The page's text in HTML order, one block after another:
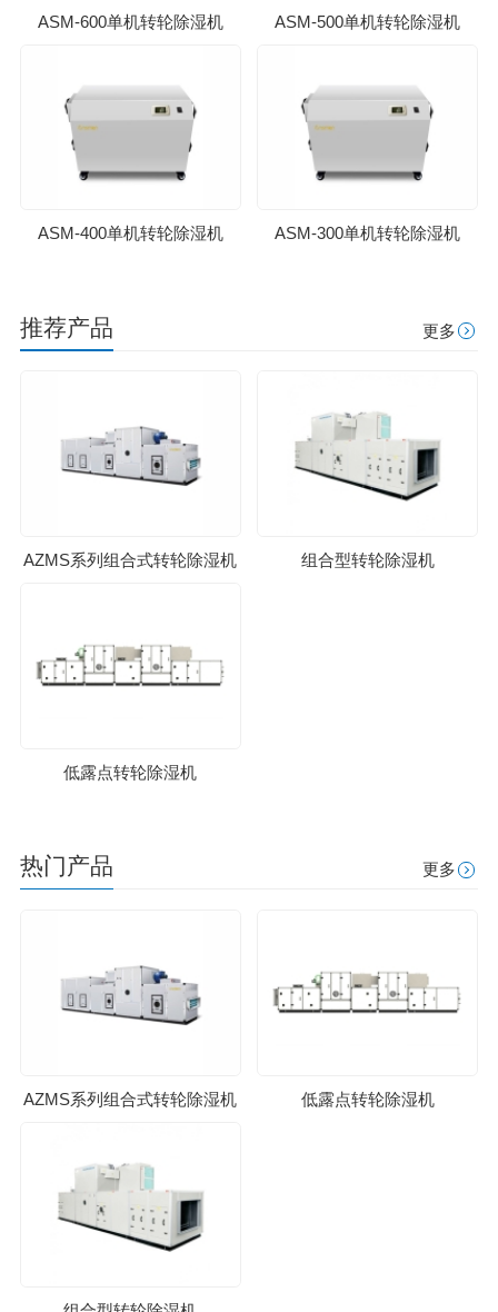
ASM-600单机转轮除湿机 ASM-500单机转轮除湿机
ASM-400单机转轮除湿机 ASM-300单机转轮除湿机
推荐产品 更多
AZMS系列组合式转轮除湿机 组合型转轮除湿机
低露点转轮除湿机
热门产品 更多
AZMS系列组合式转轮除湿机 低露点转轮除湿机